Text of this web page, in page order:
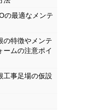
の最適なメンテ
の特徴やメンテ
ームの注意ポイ
工事足場の仮設